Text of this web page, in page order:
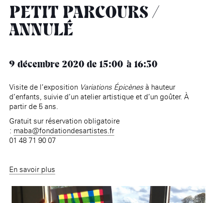
PETIT PARCOURS /
ANNULÉ
9 décembre 2020de 15:00 16:30
Visite de l’exposition Variations Épicènes à hauteur
d’enfants, suivie d’un atelier artistique et d’un goûter. À
partir de 5 ans.
Gratuit sur réservation obligatoire
: maba@fondationdesartistes.fr
01 48 71 90 07
En savoir plus
des artistes(EHPAD)
Rotonde Balzac de l’Hôtel
Salomon de Rothschild
Jardin public de l’Hôtel
Salomon de Rothschild